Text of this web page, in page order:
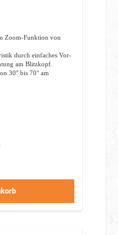
Zoom-Funktion von
durch einfaches Vor-
am Blitzkopf.
30° bis 70° am
bei 2.400 Ws und